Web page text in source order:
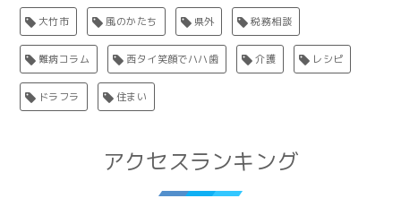
大竹市 風のかたち 県外 税務相談
難病コラム 西タイ笑顔でハハ歯 介護 レシピ
ドラフラ 住まい
アクセスランキング